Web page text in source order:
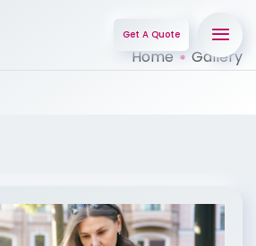
Get A Quote
Home Gallery